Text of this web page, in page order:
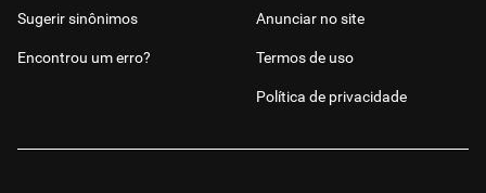
Sugerir sinônimos
Encontrou um erro?
Anunciar no site
Termos de uso
Política de privacidade